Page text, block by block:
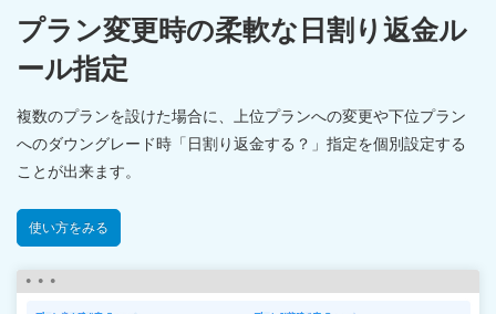
プラン変更時の柔軟な日割り返金ル
ール指定
複数のプランを設けた場合に、上位プランへの変更や下位プラン
へのダウングレード時「日割り返金する？」指定を個別設定する
ことが出来ます。
使い方をみる